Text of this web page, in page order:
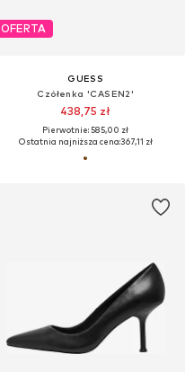
OFERTA
GUESS
Czółenka 'CASEN2'
438,75 zł
Pierwotnie: 585,00 zł
Ostatnia najniższa cena:367,11 zł